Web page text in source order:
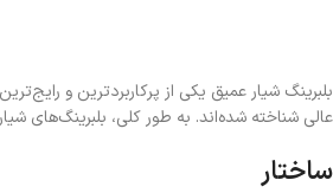
بلبرینگ شیار عمیق یکی از پرکاربردترین و
عالی شناخته شده‌اند. به طور کلی، بلبرینگ‌های
ساختار